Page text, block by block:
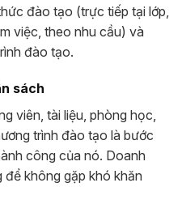
đào tạo (trực tiếp tại lớp,
việc, theo nhu cầu) và
đào tạo.
sách
viên, tài liệu, phòng học,
trình đào tạo là bước
công của nó. Doanh
không gặp khó khăn